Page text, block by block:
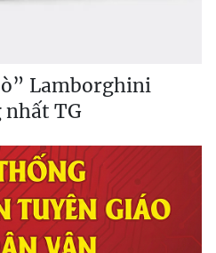
Lamborghini
nhất TG